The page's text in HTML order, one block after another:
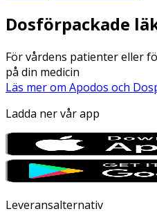
Dosförpackade
För vårdens patienter eller
på din medicin
Läs mer om Apodos och
Ladda ner vår app
Leveransalternativ